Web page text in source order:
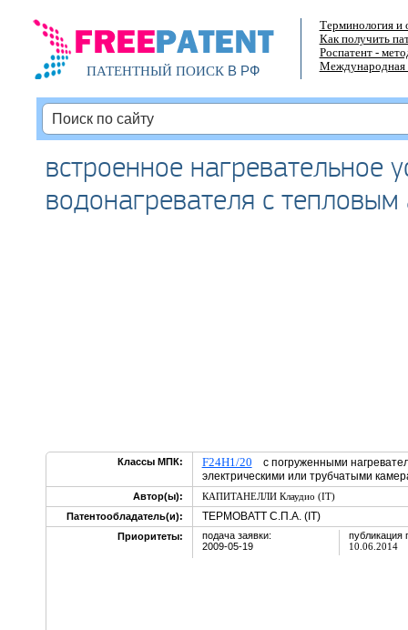
ПАТЕНТНЫЙ ПОИСКВ РФ
Терминология и
Как получить
Роспатент -
Международная
встроенное нагревательное
водонагревателя с
Классы МПК: F24H1/20 с погруженными
электрическими или трубчатыми
Автор(ы):
КАПИТАНЕЛЛИ Клаудио (IT)
Патентообладатель(и):
ТЕРМОВАТТ С.П.А. (IT)
Приоритеты:
подача заявки:
2009-05-19
публикация
10.06.2014